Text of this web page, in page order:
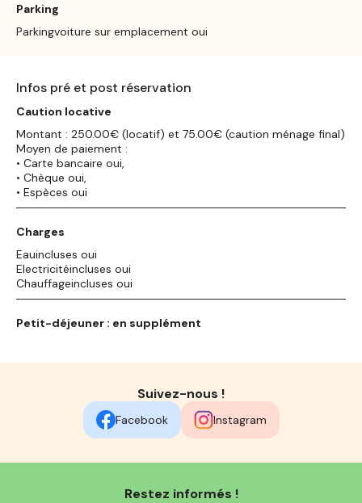
Parking
Parkingvoiture sur emplacement oui
Infos pré et post réservation
Caution locative
Montant : 250.00€ (locatif) et 75.00€ (caution ménage final)
Moyen de paiement :
• Carte bancaire oui,
• Chèque oui,
• Espèces oui
Charges
Eauincluses oui
Electricitéincluses oui
Chauffageincluses oui
Petit-déjeuner : en supplément
Suivez-nous !
Facebook Instagram
Restez informés !